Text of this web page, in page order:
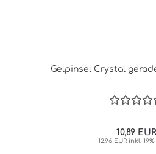
Gelpinsel Crystal
10,89 EUR
12,96 EUR inkl.